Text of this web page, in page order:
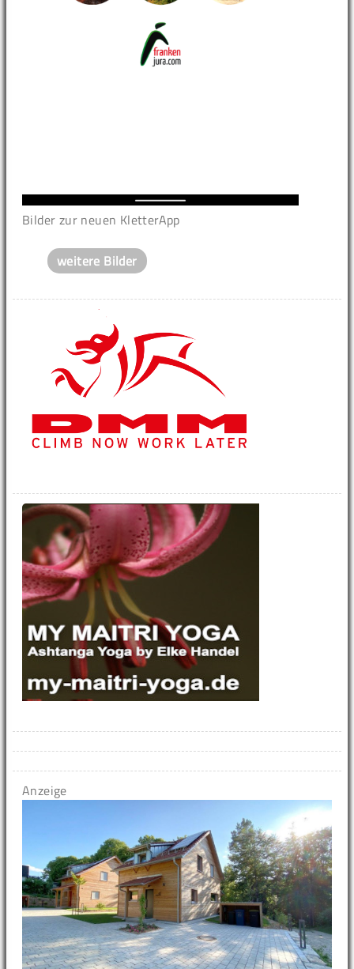
Bilder zur neuen KletterApp
weitere Bilder
Anzeige